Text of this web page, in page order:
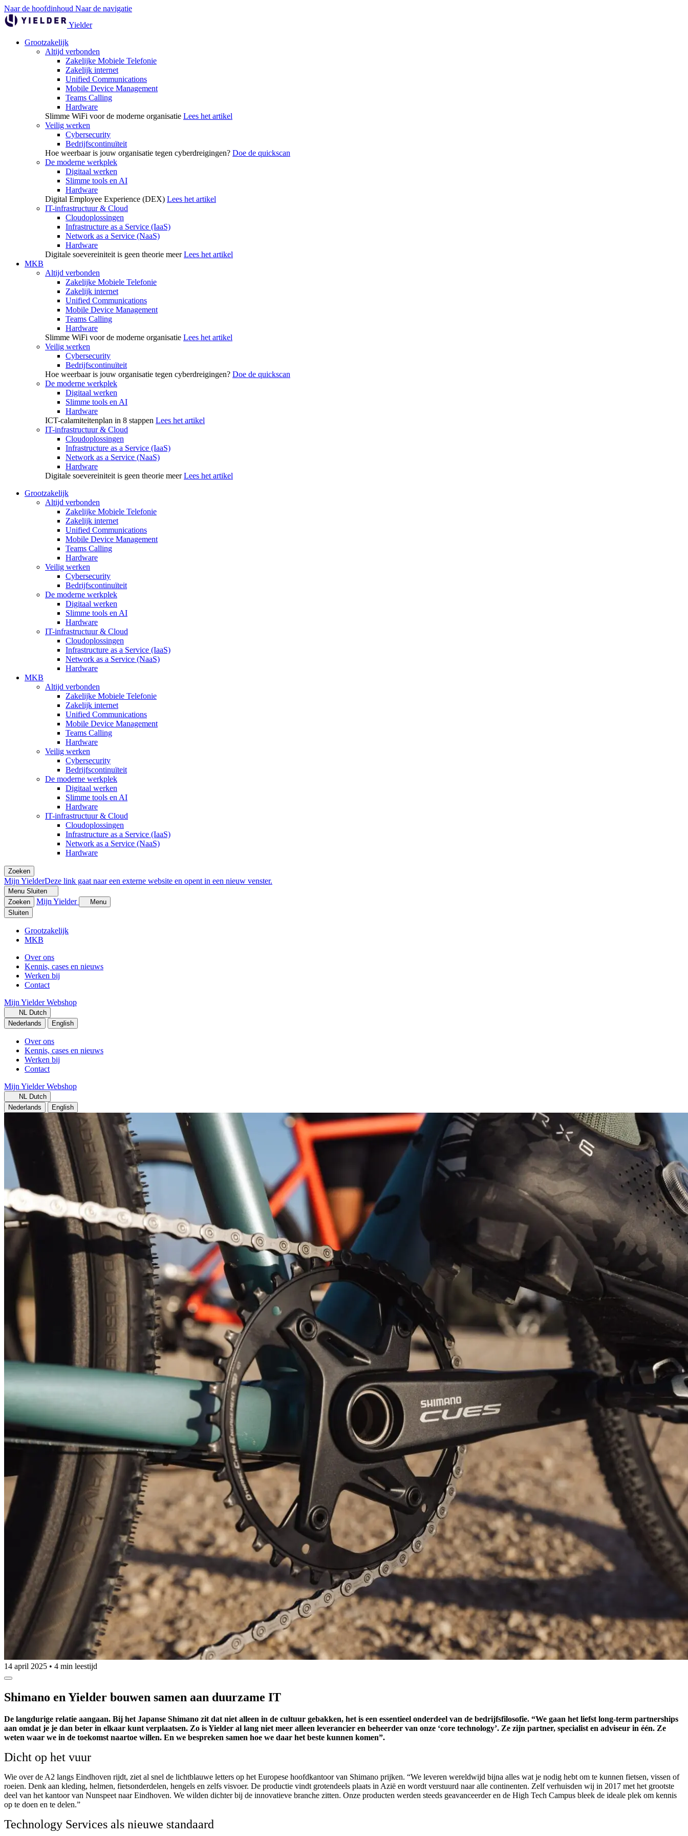
Naar de hoofdinhoud Naar de navigatie
Yielder
Grootzakelijk
Altijd verbonden
Zakelijke Mobiele Telefonie
Zakelijk internet
Unified Communications
Mobile Device Management
Teams Calling
Hardware
Slimme WiFi voor de moderne organisatie Lees het artikel
Veilig werken
Cybersecurity
Bedrijfscontinuïteit
Hoe weerbaar is jouw organisatie tegen cyberdreigingen? Doe de quickscan
De moderne werkplek
Digitaal werken
Slimme tools en AI
Hardware
Digital Employee Experience (DEX) Lees het artikel
IT-infrastructuur & Cloud
Cloudoplossingen
Infrastructure as a Service (IaaS)
Network as a Service (NaaS)
Hardware
Digitale soevereiniteit is geen theorie meer Lees het artikel
MKB
Altijd verbonden
Zakelijke Mobiele Telefonie
Zakelijk internet
Unified Communications
Mobile Device Management
Teams Calling
Hardware
Slimme WiFi voor de moderne organisatie Lees het artikel
Veilig werken
Cybersecurity
Bedrijfscontinuïteit
Hoe weerbaar is jouw organisatie tegen cyberdreigingen? Doe de quickscan
De moderne werkplek
Digitaal werken
Slimme tools en AI
Hardware
ICT-calamiteitenplan in 8 stappen Lees het artikel
IT-infrastructuur & Cloud
Cloudoplossingen
Infrastructure as a Service (IaaS)
Network as a Service (NaaS)
Hardware
Digitale soevereiniteit is geen theorie meer Lees het artikel
Grootzakelijk
Altijd verbonden
Zakelijke Mobiele Telefonie
Zakelijk internet
Unified Communications
Mobile Device Management
Teams Calling
Hardware
Veilig werken
Cybersecurity
Bedrijfscontinuïteit
De moderne werkplek
Digitaal werken
Slimme tools en AI
Hardware
IT-infrastructuur & Cloud
Cloudoplossingen
Infrastructure as a Service (IaaS)
Network as a Service (NaaS)
Hardware
MKB
Altijd verbonden
Zakelijke Mobiele Telefonie
Zakelijk internet
Unified Communications
Mobile Device Management
Teams Calling
Hardware
Veilig werken
Cybersecurity
Bedrijfscontinuïteit
De moderne werkplek
Digitaal werken
Slimme tools en AI
Hardware
IT-infrastructuur & Cloud
Cloudoplossingen
Infrastructure as a Service (IaaS)
Network as a Service (NaaS)
Hardware
Zoeken
Mijn YielderDeze link gaat naar een externe website en opent in een nieuw venster.
Menu Sluiten
Zoeken
Mijn Yielder
Menu
Sluiten
Grootzakelijk
MKB
Over ons
Kennis, cases en nieuws
Werken bij
Contact
Mijn Yielder Webshop
NL Dutch
Nederlands
English
Over ons
Kennis, cases en nieuws
Werken bij
Contact
Mijn Yielder Webshop
NL Dutch
Nederlands
English
14 april 2025 • 4 min leestijd
Shimano en Yielder bouwen samen aan duurzame IT
De langdurige relatie aangaan. Bij het Japanse Shimano zit dat niet alleen in de cultuur gebakken, het is een essentieel onderdeel van de bedrijfsfilosofie. “We gaan het liefst long-term partnerships
aan omdat je je dan beter in elkaar kunt verplaatsen. Zo is Yielder al lang niet meer alleen leverancier en beheerder van onze ‘core technology’. Ze zijn partner, specialist en adviseur in één. Ze
weten waar we in de toekomst naartoe willen. En we bespreken samen hoe we daar het beste kunnen komen”.
Dicht op het vuur
Wie over de A2 langs Eindhoven rijdt, ziet al snel de lichtblauwe letters op het Europese hoofdkantoor van Shimano prijken. “We leveren wereldwijd bijna alles wat je nodig hebt om te kunnen fietsen, vissen of
roeien. Denk aan kleding, helmen, fietsonderdelen, hengels en zelfs visvoer. De productie vindt grotendeels plaats in Azië en wordt verstuurd naar alle continenten. Zelf verhuisden wij in 2017 met het grootste
deel van het kantoor van Nunspeet naar Eindhoven. We wilden dichter bij de innovatieve branche zitten. Onze producten werden steeds geavanceerder en de High Tech Campus bleek de ideale plek om kennis
op te doen en te delen.”
Technology Services als nieuwe standaard